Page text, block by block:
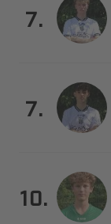
.
.
.